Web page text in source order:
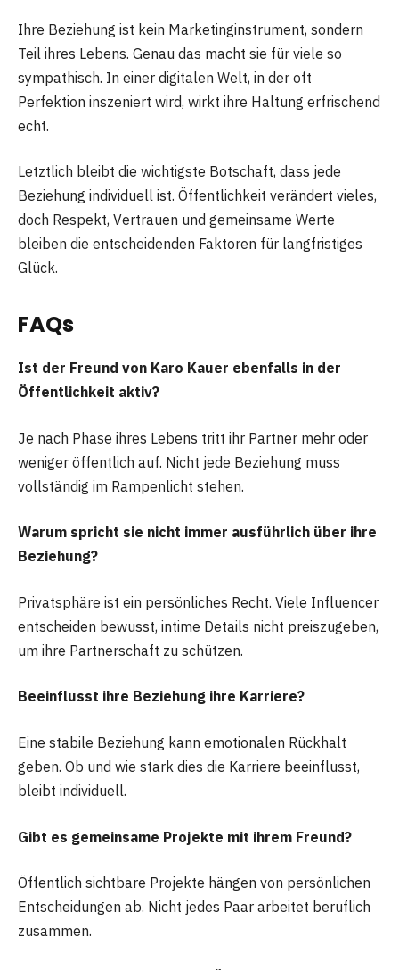
Ihre Beziehung ist kein Marketinginstrument, sondern
Teil ihres Lebens. Genau das macht sie für viele so
sympathisch. In einer digitalen Welt, in der oft
Perfektion inszeniert wird, wirkt ihre Haltung erfrischend
echt.
Letztlich bleibt die wichtigste Botschaft, dass jede
Beziehung individuell ist. Öffentlichkeit verändert vieles,
doch Respekt, Vertrauen und gemeinsame Werte
bleiben die entscheidenden Faktoren für langfristiges
Glück.
FAQs
Ist der Freund von Karo Kauer ebenfalls in der
Öffentlichkeit aktiv?
Je nach Phase ihres Lebens tritt ihr Partner mehr oder
weniger öffentlich auf. Nicht jede Beziehung muss
vollständig im Rampenlicht stehen.
Warum spricht sie nicht immer ausführlich über ihre
Beziehung?
Privatsphäre ist ein persönliches Recht. Viele Influencer
entscheiden bewusst, intime Details nicht preiszugeben,
um ihre Partnerschaft zu schützen.
Beeinflusst ihre Beziehung ihre Karriere?
Eine stabile Beziehung kann emotionalen Rückhalt
geben. Ob und wie stark dies die Karriere beeinflusst,
bleibt individuell.
Gibt es gemeinsame Projekte mit ihrem Freund?
Öffentlich sichtbare Projekte hängen von persönlichen
Entscheidungen ab. Nicht jedes Paar arbeitet beruflich
zusammen.